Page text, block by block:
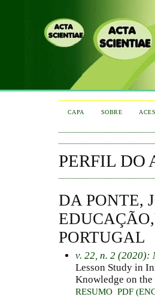
CAPA SOBRE
PERFIL DO
DA PONTE,
PORTUGAL
v. 22, n. 2 (2020):
Lesson Study in
Knowledge on
RESUMO PDF